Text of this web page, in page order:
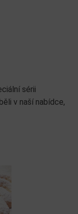
sérii
v naší nabídce,